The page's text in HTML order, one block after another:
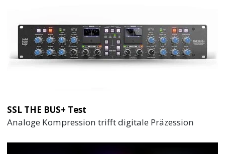
SSL THE BUS+ Test
Analoge Kompression trifft digitale Präzession